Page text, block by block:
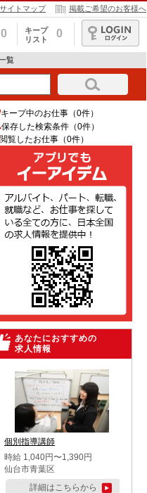
サイトマップ 掲載ご希望のお客様へ
0
キープ
リスト
0
ログイン
覧
キープ中のお仕事（0件）
保存した検索条件（0件）
閲覧したお仕事（0件）
あなたにおすすめの
求人情報
個別指導講師
時給 1,040円〜1,390円
仙台市青葉区
詳細はこちらから